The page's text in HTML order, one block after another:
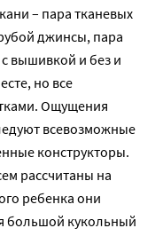
– пара тканевых
джинсы, пара
вышивкой и без и
но все
Ощущения
всевозможные
конструкторы.
рассчитаны на
ребенка они
большой кукольный